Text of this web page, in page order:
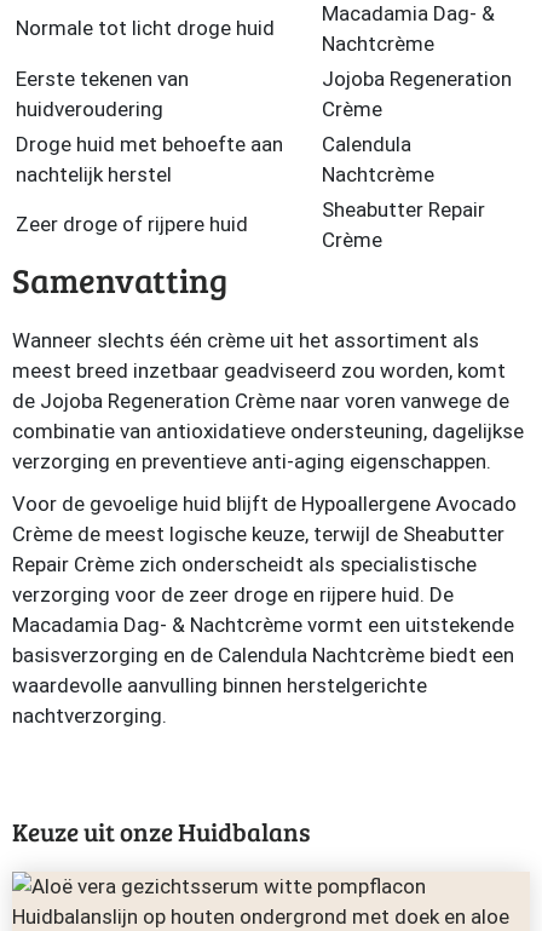
Normale tot licht droge huid
Macadamia Dag- &
Nachtcrème
Eerste tekenen van
huidveroudering
Jojoba Regeneration
Crème
Droge huid met behoefte aan
nachtelijk herstel
Calendula
Nachtcrème
Zeer droge of rijpere huid
Sheabutter Repair
Crème
Samenvatting
Wanneer slechts één crème uit het assortiment als
meest breed inzetbaar geadviseerd zou worden, komt
de Jojoba Regeneration Crème naar voren vanwege de
combinatie van antioxidatieve ondersteuning, dagelijkse
verzorging en preventieve anti-aging eigenschappen.
Voor de gevoelige huid blijft de Hypoallergene Avocado
Crème de meest logische keuze, terwijl de Sheabutter
Repair Crème zich onderscheidt als specialistische
verzorging voor de zeer droge en rijpere huid. De
Macadamia Dag- & Nachtcrème vormt een uitstekende
basisverzorging en de Calendula Nachtcrème biedt een
waardevolle aanvulling binnen herstelgerichte
nachtverzorging.
Keuze uit onze Huidbalans